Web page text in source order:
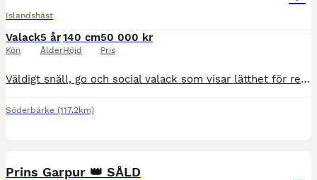
Islandshäst
Valack
Kön
5 år
Ålder
140 cm
Höjd
50 000 kr
Pris
Väldigt snäll, go och social valack som visar lätthet för ren tölt, trav och galopp. Spännande att se honom utvecklas vidare! En riktig oslipad diamant, unikt tillfälle för dig som vill vara med frå
Söderbärke (117.2km)
Prins Garpur 👑 SÅLD